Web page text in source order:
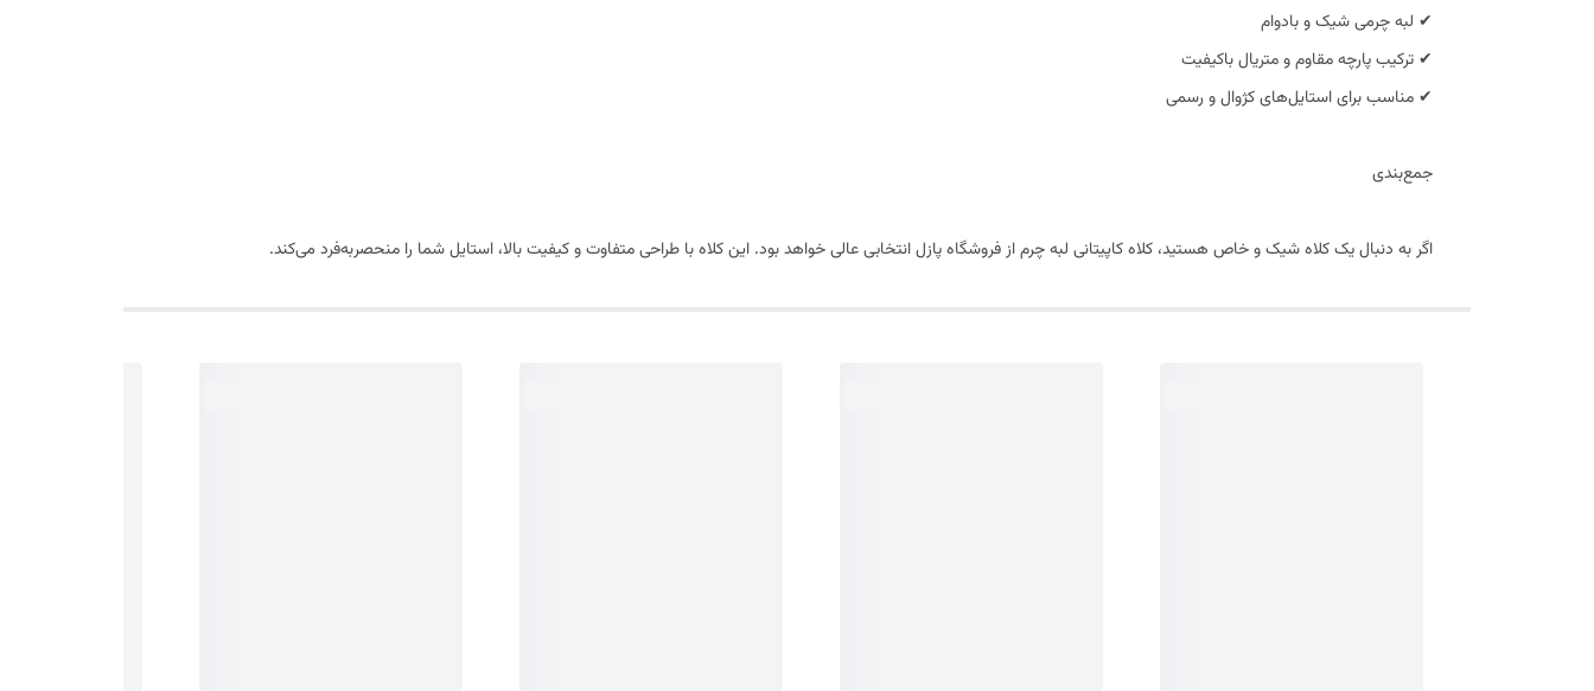
✔ لبه چرمی شیک و بادوام
✔ ترکیب پارچه مقاوم و متریال باکیفیت
✔ مناسب برای استایل‌های کژوال و رسمی
جمع‌بندی
اگر به دنبال یک کلاه شیک و خاص هستید، کلاه کاپیتانی لبه چرم از فروشگاه پازل انتخابی عالی خواهد بود. این کلاه با طراحی متفاوت و کیفیت بالا، استایل شما را منحصربه‌فرد می‌کند.